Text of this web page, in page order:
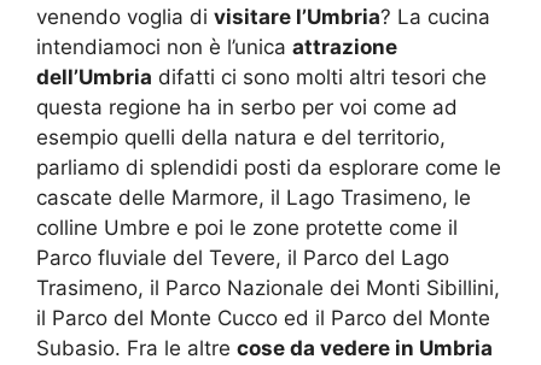
venendo voglia di visitare l’Umbria? La cucina
intendiamoci non è l’unica attrazione
dell’Umbria difatti ci sono molti altri tesori che
questa regione ha in serbo per voi come ad
esempio quelli della natura e del territorio,
parliamo di splendidi posti da esplorare come le
cascate delle Marmore, il Lago Trasimeno, le
colline Umbre e poi le zone protette come il
Parco fluviale del Tevere, il Parco del Lago
Trasimeno, il Parco Nazionale dei Monti Sibillini,
il Parco del Monte Cucco ed il Parco del Monte
Subasio. Fra le altre cose da vedere in Umbria